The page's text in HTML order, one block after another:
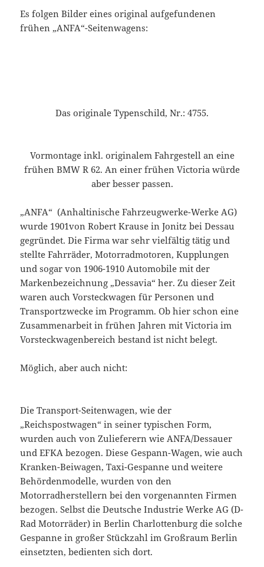
Es folgen Bilder eines original aufgefundenen
frühen „ANFA“-Seitenwagens:
Das originale Typenschild, Nr.: 4755.
Vormontage inkl. originalem Fahrgestell an eine
frühen BMW R 62. An einer frühen Victoria würde
aber besser passen.
„ANFA“ (Anhaltinische Fahrzeugwerke-Werke AG)
wurde 1901von Robert Krause in Jonitz bei Dessau
gegründet. Die Firma war sehr vielfältig tätig und
stellte Fahrräder, Motorradmotoren, Kupplungen
und sogar von 1906-1910 Automobile mit der
Markenbezeichnung „Dessavia“ her. Zu dieser Zeit
waren auch Vorsteckwagen für Personen und
Transportzwecke im Programm. Ob hier schon eine
Zusammenarbeit in frühen Jahren mit Victoria im
Vorsteckwagenbereich bestand ist nicht belegt.
Möglich, aber auch nicht:
Die Transport-Seitenwagen, wie der
„Reichspostwagen“ in seiner typischen Form,
wurden auch von Zulieferern wie ANFA/Dessauer
und EFKA bezogen. Diese Gespann-Wagen, wie auch
Kranken-Beiwagen, Taxi-Gespanne und weitere
Behördenmodelle, wurden von den
Motorradherstellern bei den vorgenannten Firmen
bezogen. Selbst die Deutsche Industrie Werke AG (D-
Rad Motorräder) in Berlin Charlottenburg die solche
Gespanne in großer Stückzahl im Großraum Berlin
einsetzten, bedienten sich dort.